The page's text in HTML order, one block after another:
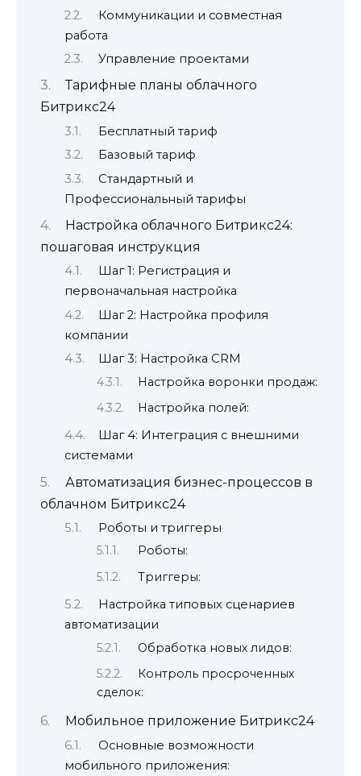
Коммуникации и совместная
работа
Управление проектами
Тарифные планы облачного
Битрикс24
Бесплатный тариф
Базовый тариф
Стандартный и
Профессиональный тарифы
Настройка облачного Битрикс24:
пошаговая инструкция
Шаг 1: Регистрация и
первоначальная настройка
Шаг 2: Настройка профиля
компании
Шаг 3: Настройка CRM
Настройка воронки продаж:
Настройка полей:
Шаг 4: Интеграция с внешними
системами
Автоматизация бизнес-процессов в
облачном Битрикс24
Роботы и триггеры
Роботы:
Триггеры:
Настройка типовых сценариев
автоматизации
Обработка новых лидов:
Контроль просроченных
сделок:
Мобильное приложение Битрикс24
Основные возможности
мобильного приложения: